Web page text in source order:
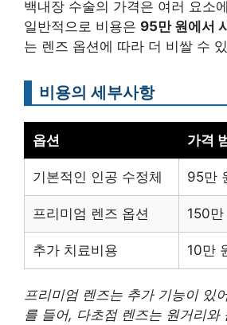
백내장 수술의 가격은 여러 요소
일반적으로 비용은 95만 원에서
는 렌즈 옵션에 따라 더 비쌀 수
비용의 세부사항
옵션 가격
기본적인 인공 수정체 95만
프리미엄 렌즈 옵션 150
추가 치료비용 10만
프리미엄 렌즈는 추가 기능이 있
를 들어, 다초점 렌즈는 원거리와